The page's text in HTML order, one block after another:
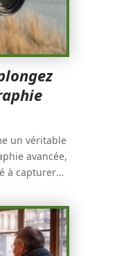
un véritable
avancée,
à capturer…